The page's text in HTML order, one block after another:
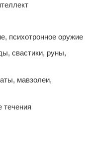
психотронное оружие
свастики, руны,
мавзолеи,
течения